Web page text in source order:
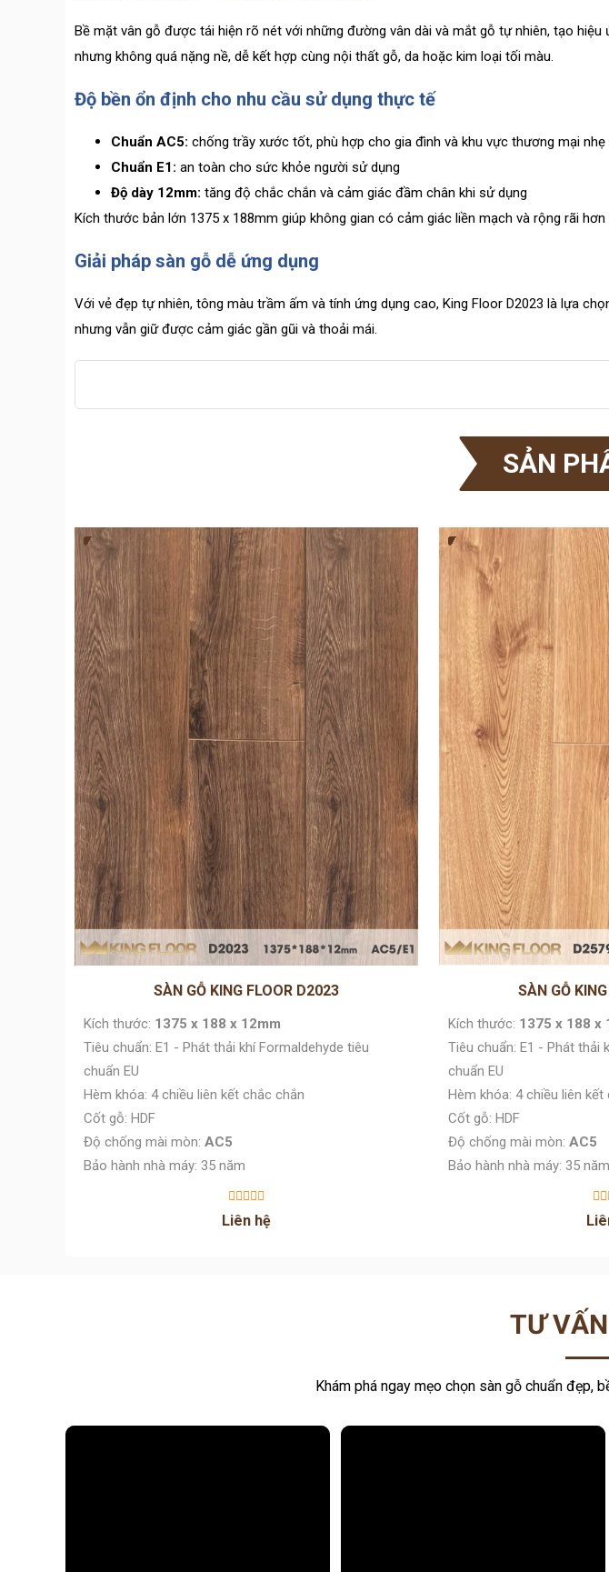
Bề mặt vân gỗ được tái hiện rõ nét với những đường vân dài và mắt gỗ tự nhiên, tạo
nhưng không quá nặng nề, dễ kết hợp cùng nội thất gỗ, da hoặc kim loại tối màu.
Độ bền ổn định cho nhu cầu sử dụng thực tế
Chuẩn AC5: chống trầy xước tốt, phù hợp cho gia đình và khu vực thương mại nhẹ
Chuẩn E1: an toàn cho sức khỏe người sử dụng
Độ dày 12mm: tăng độ chắc chắn và cảm giác đầm chân khi sử dụng
Kích thước bản lớn 1375 x 188mm giúp không gian có cảm giác liền mạch và rộng rãi hơn
Giải pháp sàn gỗ dễ ứng dụng
Với vẻ đẹp tự nhiên, tông màu trầm ấm và tính ứng dụng cao, King Floor D2023 là lựa
nhưng vẫn giữ được cảm giác gần gũi và thoải mái.
SẢN
SÀN GỖ KING FLOOR D2023
Kích thước: 1375 x 188 x 12mm
Tiêu chuẩn: E1 - Phát thải khí Formaldehyde tiêu
chuẩn EU
Hèm khóa: 4 chiều liên kết chắc chắn
Cốt gỗ: HDF
Độ chống mài mòn: AC5
Bảo hành nhà máy: 35 năm
Liên hệ
SÀN GỖ
Kích thước: 1375 x 188 x
Tiêu chuẩn: E1 - Phát thải
chuẩn EU
Hèm khóa: 4 chiều liên kết
Cốt gỗ: HDF
Độ chống mài mòn:AC5
Bảo hành nhà máy: 35 năm
TƯ
Khám phá ngay mẹo chọn sàn gỗ chuẩn đẹp,